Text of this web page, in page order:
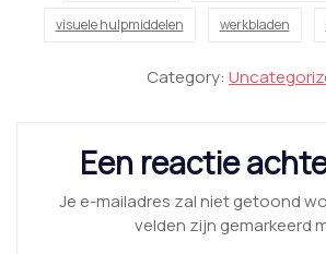
visuele hulpmiddelen werkbladen
Category:
Een reactie
Je e-mailadres zal niet getoond
velden zijn gemarkeerd